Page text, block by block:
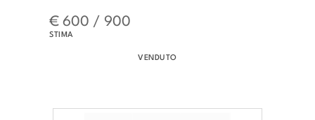
€ 600 / 900
STIMA
VENDUTO